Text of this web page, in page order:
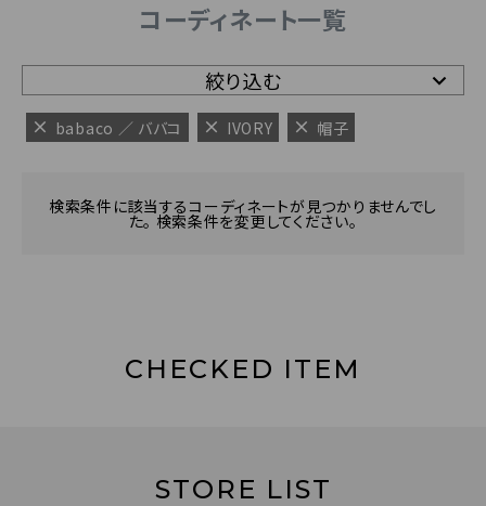
コーディネート一覧
絞り込む
babaco ／ ババコ IVORY 帽子
検索条件に該当するコーディネートが見つかりませんでし
た。 検索条件を変更してください。
CHECKED ITEM
STORE LIST